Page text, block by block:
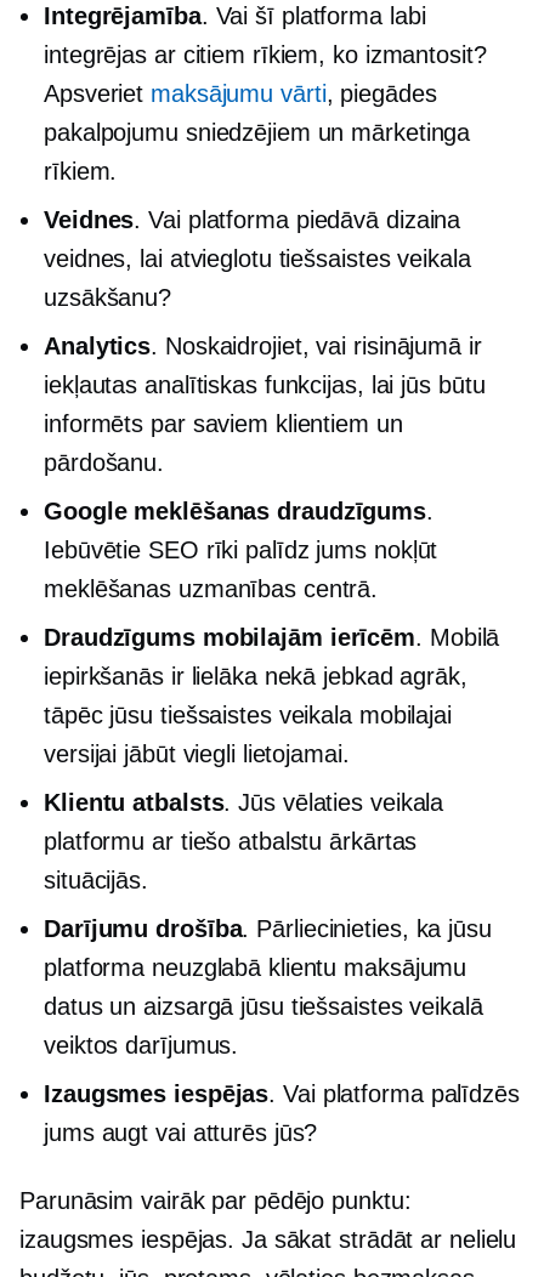
Integrējamība. Vai šī platforma labi
integrējas ar citiem rīkiem, ko izmantosit?
Apsveriet maksājumu vārti, piegādes
pakalpojumu sniedzējiem un mārketinga
rīkiem.
Veidnes. Vai platforma piedāvā dizaina
veidnes, lai atvieglotu tiešsaistes veikala
uzsākšanu?
Analytics. Noskaidrojiet, vai risinājumā ir
iekļautas analītiskas funkcijas, lai jūs būtu
informēts par saviem klientiem un
pārdošanu.
Google meklēšanas draudzīgums.
Iebūvētie SEO rīki palīdz jums nokļūt
meklēšanas uzmanības centrā.
Draudzīgums mobilajām ierīcēm. Mobilā
iepirkšanās ir lielāka nekā jebkad agrāk,
tāpēc jūsu tiešsaistes veikala mobilajai
versijai jābūt viegli lietojamai.
Klientu atbalsts. Jūs vēlaties veikala
platformu ar tiešo atbalstu ārkārtas
situācijās.
Darījumu drošība. Pārliecinieties, ka jūsu
platforma neuzglabā klientu maksājumu
datus un aizsargā jūsu tiešsaistes veikalā
veiktos darījumus.
Izaugsmes iespējas. Vai platforma palīdzēs
jums augt vai atturēs jūs?
Parunāsim vairāk par pēdējo punktu:
izaugsmes iespējas. Ja sākat strādāt ar nelielu